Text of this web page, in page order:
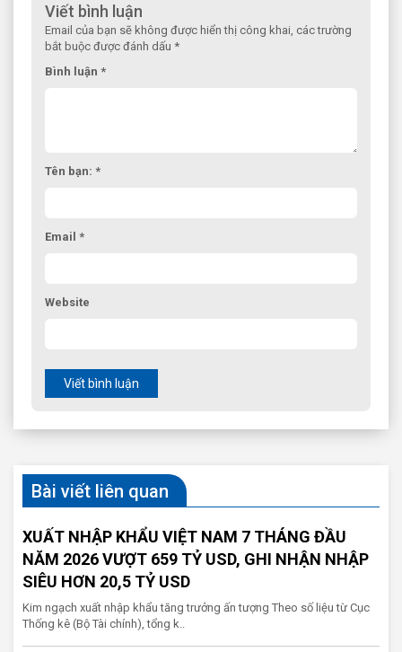
Viết bình luận
Email của bạn sẽ không được hiển thị công khai, các trường
bắt buộc được đánh dấu *
Bình luận *
Tên bạn: *
Email *
Website
Viết bình luận
Bài viết liên quan
XUẤT NHẬP KHẨU VIỆT NAM 7 THÁNG ĐẦU
NĂM 2026 VƯỢT 659 TỶ USD, GHI NHẬN NHẬP
SIÊU HƠN 20,5 TỶ USD
Kim ngạch xuất nhập khẩu tăng trưởng ấn tượng Theo số liệu từ Cục
Thống kê (Bộ Tài chính), tổng k..